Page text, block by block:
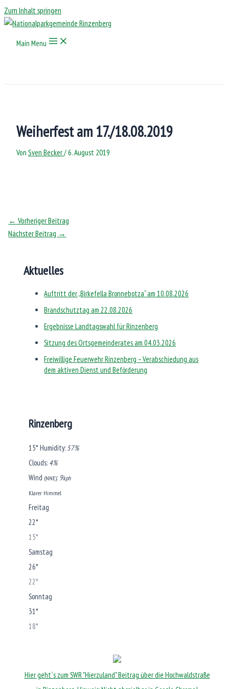
Zum Inhalt springen
Main Menu
Weiherfest am 17./18.08.2019
Von Sven Becker/6. August 2019
← Vorheriger Beitrag
Nächster Beitrag →
Aktuelles
Auftritt der „Birkefella Bronnebotza“ am 10.08.2026
Brandschutztag am 22.08.2026
Ergebnisse Landtagswahl für Rinzenberg
Sitzung des Ortsgemeinderates am 04.03.2026
Freiwillige Feuerwehr Rinzenberg – Verabschiedung aus
dem aktiven Dienst und Beförderung
Rinzenberg
15° Humidity: 57%
Clouds: 4%
Wind (NNE): 9kph
Klarer Himmel
Freitag
22°
15°
Samstag
26°
22°
Sonntag
31°
18°
Hier geht`s zum SWR "Hierzuland" Beitrag über die Hochwaldstraße